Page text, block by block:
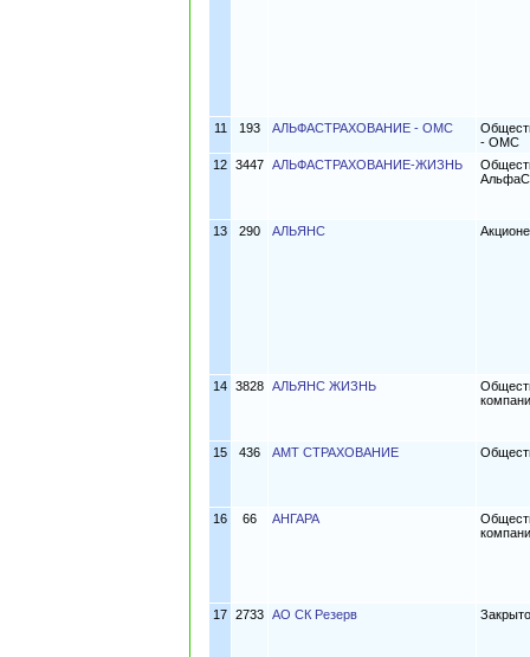
11 193 АЛЬФАСТРАХОВАНИЕ - ОМС
- ОМС
12 3447 АЛЬФАСТРАХОВАНИЕ-ЖИЗНЬ
13 290 АЛЬЯНС
14 3828 АЛЬЯНС ЖИЗНЬ
15 436 АМТ СТРАХОВАНИЕ
16 66 АНГАРА
17 2733 АО СК Резерв